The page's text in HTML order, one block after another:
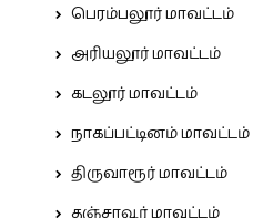
பெரம்பலூர் மாவட்டம்
அரியலூர் மாவட்டம்
கடலூர் மாவட்டம்
நாகப்பட்டினம் மாவட்டம்
திருவாரூர் மாவட்டம்